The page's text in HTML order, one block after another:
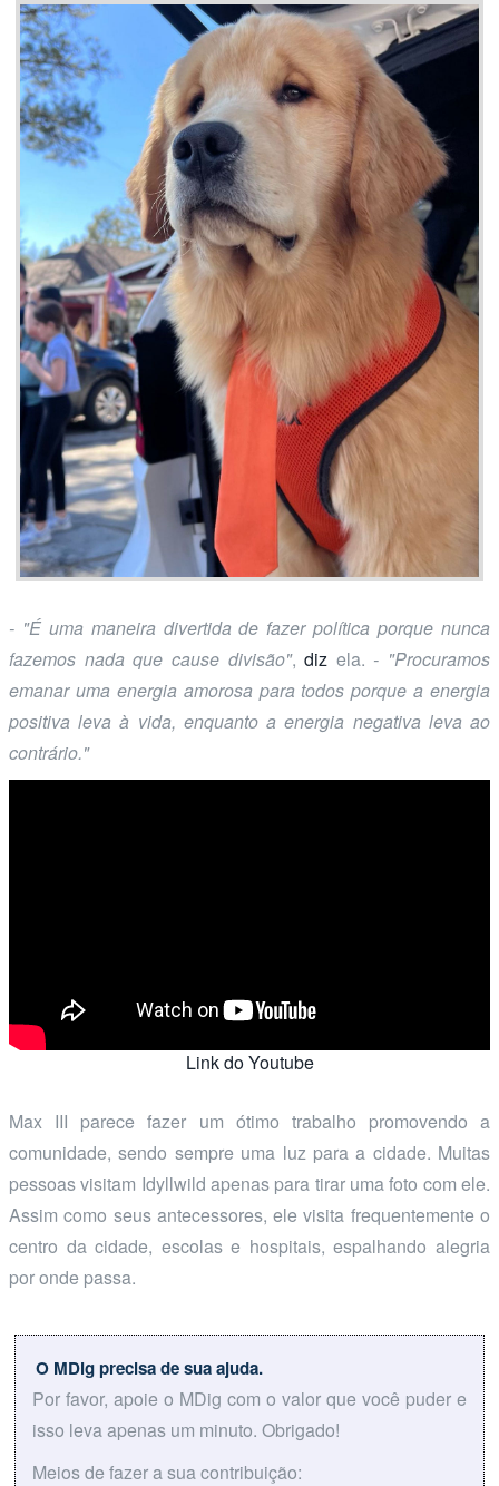
- "É uma maneira divertida de fazer política porque nunca
fazemos nada que cause divisão",diz ela. - "Procuramos
emanar uma energia amorosa para todos porque a energia
positiva leva à vida, enquanto a energia negativa leva ao
contrário."
Link do Youtube
Max III parece fazer um ótimo trabalho promovendo a
comunidade, sendo sempre uma luz para a cidade. Muitas
pessoas visitam Idyllwild apenas para tirar uma foto com ele.
Assim como seus antecessores, ele visita frequentemente o
centro da cidade, escolas e hospitais, espalhando alegria
por onde passa.
O MDig precisa de sua ajuda.
Por favor, apoie o MDig com o valor que você puder e
isso leva apenas um minuto. Obrigado!
Meios de fazer a sua contribuição: